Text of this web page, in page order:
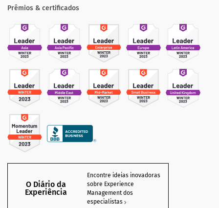
Prêmios & certificados
O Diário da
Experiência
Encontre ideias inovadoras
sobre Experience
Management dos
especialistas